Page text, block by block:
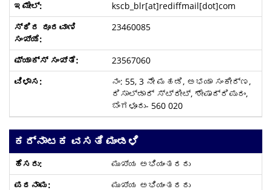
kscb_blr[at]rediffmail[dot]com
23460085
23567060
ನಂ: 55, 3 ನೇ ಮಹಡಿ, ಅಭಯಾ ಸಂಕೀರ್ಣ,
ರಿಸಾಲ್ಡಾರ್ ಸ್ಟ್ರೀಟ್, ಶೇಷಾದ್ರಿಪುರಂ,
ಬೆಂಗಳೂರು- 560 020
ಕರ್ನಾಟಕ ವಸತಿ ಮಂಡಳಿ
ಮುಖ್ಯ ಅಭಿಯಂತರರು
ಮುಖ್ಯ ಅಭಿಯಂತರರು